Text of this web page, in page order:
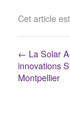
Cet article
← La Solar
innovations
Montpellier